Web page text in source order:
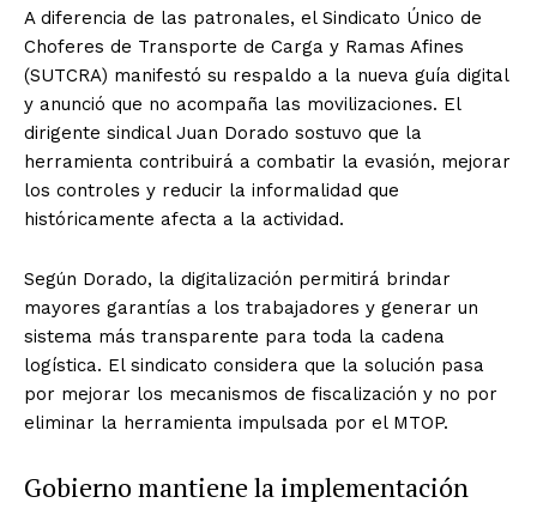
A diferencia de las patronales, el Sindicato Único de
Choferes de Transporte de Carga y Ramas Afines
(SUTCRA) manifestó su respaldo a la nueva guía digital
y anunció que no acompaña las movilizaciones. El
dirigente sindical Juan Dorado sostuvo que la
herramienta contribuirá a combatir la evasión, mejorar
los controles y reducir la informalidad que
históricamente afecta a la actividad.
Según Dorado, la digitalización permitirá brindar
mayores garantías a los trabajadores y generar un
sistema más transparente para toda la cadena
logística. El sindicato considera que la solución pasa
por mejorar los mecanismos de fiscalización y no por
eliminar la herramienta impulsada por el MTOP.
Gobierno mantiene la implementación